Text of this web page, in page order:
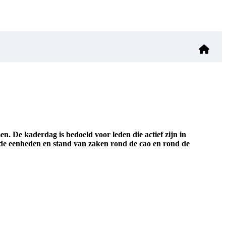
De kaderdag is bedoeld voor leden die actief zijn in
eenheden en stand van zaken rond de cao en rond de